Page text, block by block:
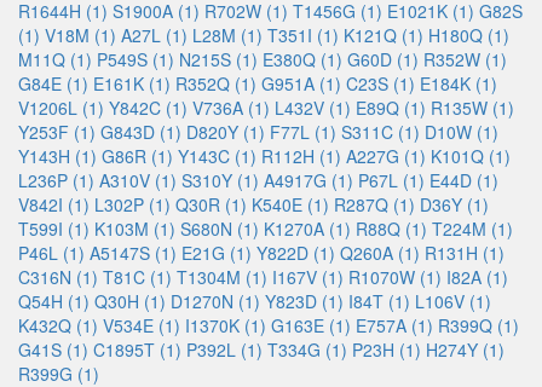
R1644H (1) S1900A (1) R702W (1) T1456G (1) E1021K (1) G82S
(1) V18M (1) A27L (1) L28M (1) T351I (1) K121Q (1) H180Q (1)
M11Q (1) P549S (1) N215S (1) E380Q (1) G60D (1) R352W (1)
G84E (1) E161K (1) R352Q (1) G951A (1) C23S (1) E184K (1)
V1206L (1) Y842C (1) V736A (1) L432V (1) E89Q (1) R135W (1)
Y253F (1) G843D (1) D820Y (1) F77L (1) S311C (1) D10W (1)
Y143H (1) G86R (1) Y143C (1) R112H (1) A227G (1) K101Q (1)
L236P (1) A310V (1) S310Y (1) A4917G (1) P67L (1) E44D (1)
V842I (1) L302P (1) Q30R (1) K540E (1) R287Q (1) D36Y (1)
T599I (1) K103M (1) S680N (1) K1270A (1) R88Q (1) T224M (1)
P46L (1) A5147S (1) E21G (1) Y822D (1) Q260A (1) R131H (1)
C316N (1) T81C (1) T1304M (1) I167V (1) R1070W (1) I82A (1)
Q54H (1) Q30H (1) D1270N (1) Y823D (1) I84T (1) L106V (1)
K432Q (1) V534E (1) I1370K (1) G163E (1) E757A (1) R399Q (1)
G41S (1) C1895T (1) P392L (1) T334G (1) P23H (1) H274Y (1)
R399G (1)